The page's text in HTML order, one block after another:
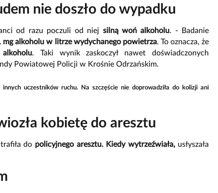
nie doszło do wypadku
od razu poczuli od niej silną woń alkoholu. - Badanie
mg alkoholu w litrze wydychanego powietrza. To oznacza, że
. Taki wynik zaskoczył nawet doświadczonych
Powiatowej Policji w Krośnie Odrzańskim.
innych uczestników ruchu. Na szczęście nie doprowadziła do kolizji ani
kobietę do aresztu
do policyjnego aresztu. Kiedy wytrzeźwiała,usłyszała